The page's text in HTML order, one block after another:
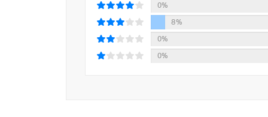
0%
8%
0%
0%